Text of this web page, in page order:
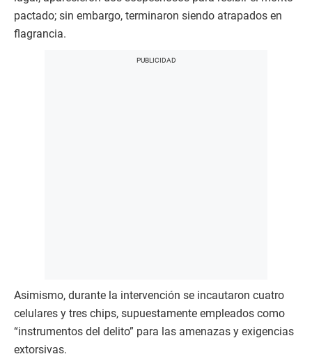
pactado; sin embargo, terminaron siendo atrapados en
flagrancia.
Asimismo, durante la intervención se incautaron cuatro
celulares y tres chips, supuestamente empleados como
“instrumentos del delito” para las amenazas y exigencias
extorsivas.